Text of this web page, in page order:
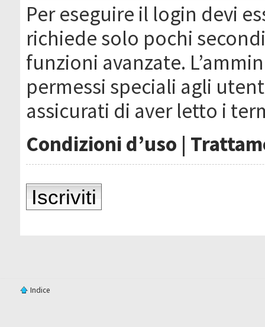
Per eseguire il login devi
richiede solo pochi
funzioni avanzate.
permessi speciali agli
assicurati di aver letto i
Condizioni d’uso |
Iscriviti
Indice